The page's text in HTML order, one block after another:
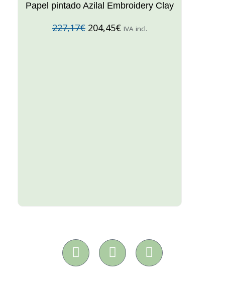
Papel pintado Azilal Embroidery Clay
227,17€ 204,45€ IVA incl.